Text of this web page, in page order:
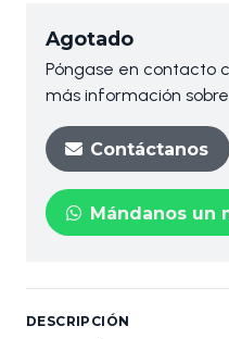
Agotado
Póngase en contacto
más información
Contáctanos
Mándanos un
DESCRIPCIÓN